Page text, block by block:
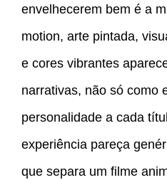
envelhecerem bem é a
motion, arte pintada,
e cores vibrantes
narrativas, não só como
personalidade a cada
experiência pareça
que separa um filme